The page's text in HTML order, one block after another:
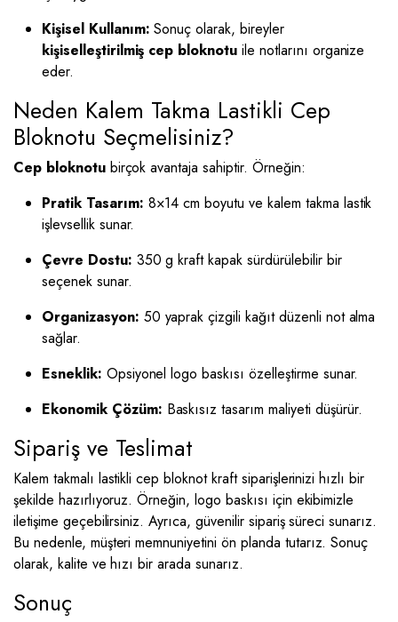
Kişisel Kullanım: Sonuç olarak, bireyler
kişiselleştirilmiş cep bloknotu ile notlarını organize
eder.
Neden Kalem Takma Lastikli Cep
Bloknotu Seçmelisiniz?
Cep bloknotubirçok avantaja sahiptir. Örneğin:
Pratik Tasarım: 8×14 cm boyutu ve kalem takma lastik
işlevsellik sunar.
Çevre Dostu: 350 g kraft kapak sürdürülebilir bir
seçenek sunar.
Organizasyon: 50 yaprak çizgili kağıt düzenli not alma
sağlar.
Esneklik: Opsiyonel logo baskısı özelleştirme sunar.
Ekonomik Çözüm: Baskısız tasarım maliyeti düşürür.
Sipariş ve Teslimat
Kalem takmalı lastikli cep bloknot kraft siparişlerinizi hızlı bir
şekilde hazırlıyoruz. Örneğin, logo baskısı için ekibimizle
iletişime geçebilirsiniz. Ayrıca, güvenilir sipariş süreci sunarız.
Bu nedenle, müşteri memnuniyetini ön planda tutarız. Sonuç
olarak, kalite ve hızı bir arada sunarız.
Sonuç